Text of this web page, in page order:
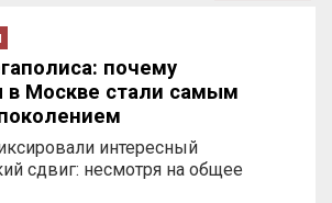
почему
Москве стали самым
интересный
сдвиг: несмотря на общее